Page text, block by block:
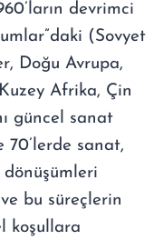
devrimci
(Sovyet
Doğu Avrupa,
Afrika, Çin
güncel sanat
70’lerde sanat,
bu süreçlerin
koşullara